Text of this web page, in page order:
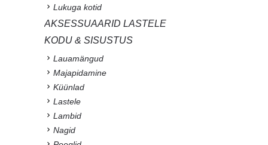
Lukuga kotid
AKSESSUAARID LASTELE
KODU & SISUSTUS
Lauamängud
Majapidamine
Küünlad
Lastele
Lambid
Nagid